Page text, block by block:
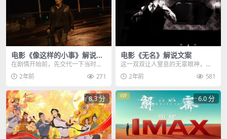
电影《像这样的小事》解说文
案
在剧情开始前，先交代一下当时的
历史背景，早在20世纪初，爱尔兰
的社会中，到处都充...
2年前 271
电影《无名》解说文案
这一双双让人窒息的无辜眼神，随
着成吨的水泥倾倒，成为了历史的
雕塑，这背后隐秘而伟...
2年前 581
VIP 8.3 分 VIP 6.0 分